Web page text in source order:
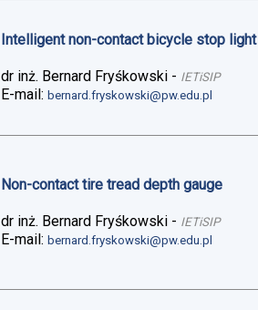
Intelligent non-contact bicycle stop light
dr inż. Bernard Fryśkowski - IETiSIP
E-mail:bernard.fryskowski@pw.edu.pl
Non-contact tire tread depth gauge
dr inż. Bernard Fryśkowski - IETiSIP
E-mail:bernard.fryskowski@pw.edu.pl